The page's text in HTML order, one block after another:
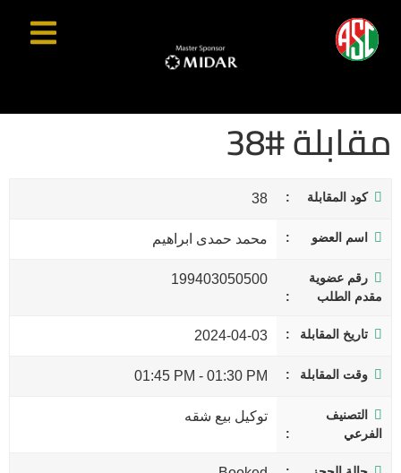
مقابلة #38
كود المقابلة 38
اسم العضو محمد حمدى ابراهيم
رقم عضوية
مقدم الطلب
199403050500
تاريخ المقابلة 2024-04-03
وقت المقابلة 01:30 PM
-
01:45 PM
التصنيف
الفرعي
توكيل بيع شقه